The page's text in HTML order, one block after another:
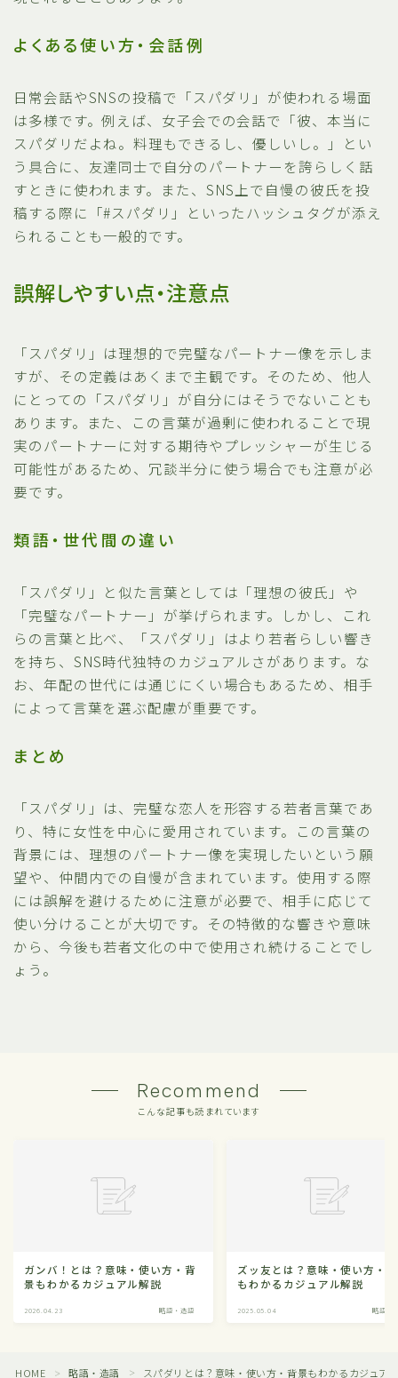
よくある使い方・会話例
日常会話やSNSの投稿で「スパダリ」が使われる場面
は多様です。例えば、女子会での会話で「彼、本当に
スパダリだよね。料理もできるし、優しいし。」とい
う具合に、友達同士で自分のパートナーを誇らしく話
すときに使われます。また、SNS上で自慢の彼氏を投
稿する際に「#スパダリ」といったハッシュタグが添え
られることも一般的です。
誤解しやすい点・注意点
「スパダリ」は理想的で完璧なパートナー像を示しま
すが、その定義はあくまで主観です。そのため、他人
にとっての「スパダリ」が自分にはそうでないことも
あります。また、この言葉が過剰に使われることで現
実のパートナーに対する期待やプレッシャーが生じる
可能性があるため、冗談半分に使う場合でも注意が必
要です。
類語・世代間の違い
「スパダリ」と似た言葉としては「理想の彼氏」や
「完璧なパートナー」が挙げられます。しかし、これ
らの言葉と比べ、「スパダリ」はより若者らしい響き
を持ち、SNS時代独特のカジュアルさがあります。な
お、年配の世代には通じにくい場合もあるため、相手
によって言葉を選ぶ配慮が重要です。
まとめ
「スパダリ」は、完璧な恋人を形容する若者言葉であ
り、特に女性を中心に愛用されています。この言葉の
背景には、理想のパートナー像を実現したいという願
望や、仲間内での自慢が含まれています。使用する際
には誤解を避けるために注意が必要で、相手に応じて
使い分けることが大切です。その特徴的な響きや意味
から、今後も若者文化の中で使用され続けることでし
ょう。
Recommend
こんな記事も読まれています
ガンバ！とは？意味・使い方・背
景もわかるカジュアル解説
2026.04.23 略語・造語
ズッ友とは？意味・使い方・
もわかるカジュアル解説
2025.05.04 略語・
HOME ＞ 略語・造語 ＞ スパダリとは？意味・使い方・背景もわかるカジュア